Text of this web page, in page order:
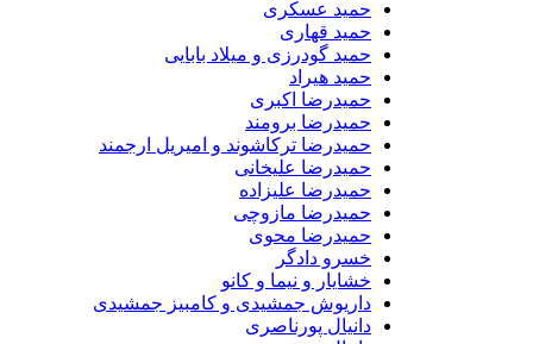
حمید عسکری
حمید قهاری
حمید گودرزی و میلاد بابایی
حمید هیراد
حمیدرضا اکبری
حمیدرضا برومند
حمیدرضا ترکاشوند و امیریل ارجمند
حمیدرضا علیخانی
حمیدرضا علیزاده
حمیدرضا مازوچی
حمیدرضا محوی
خسرو دادگر
خشایار و نیما و کانو
داریوش جمشیدی و کامبیز جمشیدی
دانیال پورناصری